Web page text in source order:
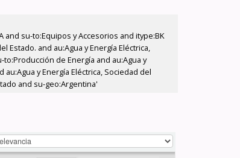
and su-to:Equipos y Accesorios and itype:BK
Estado. and au:Agua y Energía Eléctrica,
to:Producción de Energía and au:Agua y
y Energía Eléctrica, Sociedad del
and su-geo:Argentina'